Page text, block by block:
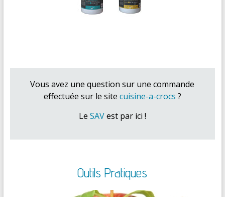
Vous avez une question sur une commande
effectuée sur le site cuisine-a-crocs ?
Le SAVest par ici !
Outils Pratiques